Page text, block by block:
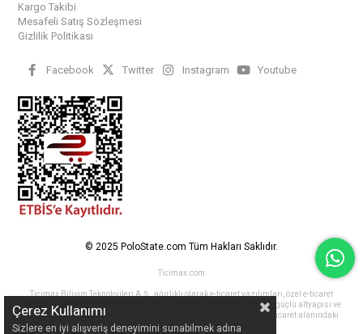
Kargo Takibi
Mesafeli Satış Sözleşmesi
Gizlilik Politikası
Facebook Twitter Instagram Youtube
© 2025 PoloState.com Tüm Hakları Saklıdır.
Ticimax.com
Ticimax Bilişim Teknolojileri A.Ş., ağırlıklı olarak e-ticaret yazılımları, özel e-ticaret
çözümleri ve tasarım hizmetleri vermek üzere kurulmuştur. Ticimax, güçlü altyapısı ve
15 yılı aşkın tecrübesi ve 180+ uzman personeli ile müşterilerinin e-ticaret alanındaki
rekabetlerini güçlendirmesine yardım etmektedir.
Çerez Kullanımı
Sizlere en iyi alışveriş deneyimini sunabilmek adına